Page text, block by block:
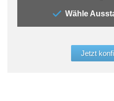
Wähle
Jetzt